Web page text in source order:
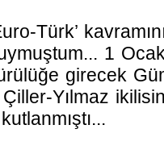
Türk’
1
girecek
Yılmaz